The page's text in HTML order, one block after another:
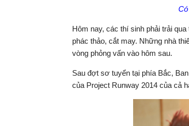
Hôm nay, các thí sinh phải trải
phác thảo, cắt may. Những nhà
vòng phỏng vấn vào hôm sau.
Sau đợt sơ tuyển tại phía Bắc,
của Project Runway 2014 của cả